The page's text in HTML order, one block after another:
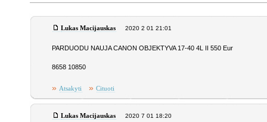
Lukas Macijauskas 2020 2 01 21:01
PARDUODU NAUJA CANON OBJEKTYVA 17-40 4L II 550 Eur
8658 10850
» Atsakyti » Cituoti
Lukas Macijauskas 2020 7 01 18:20